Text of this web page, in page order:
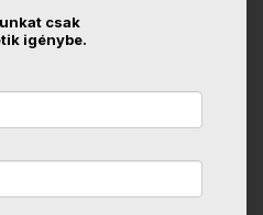
csak
igénybe.